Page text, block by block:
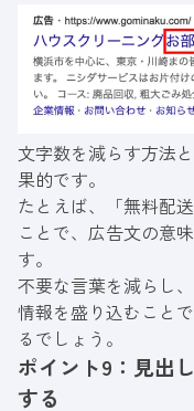
文字数を減らす方法
果的です。
たとえば、「無料配
ことで、広告文の意
す。
不要な言葉を減らし
情報を盛り込むこと
るでしょう。
ポイント9：見出
する